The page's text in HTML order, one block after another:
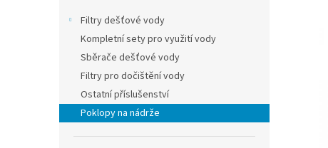
a
n
Filtry dešťové vody
Kompletní sety pro využití vody
Sběrače dešťové vody
Filtry pro dočištění vody
Ostatní příslušenství
Poklopy na nádrže